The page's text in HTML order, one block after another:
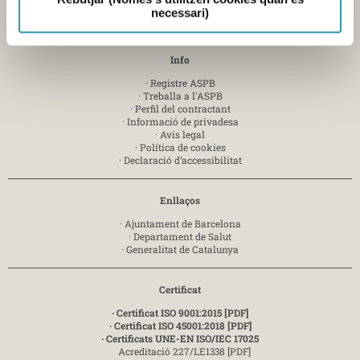
necessari)
Enviar e-mail
Info
· Registre ASPB
· Treballa a l'ASPB
· Perfil del contractant
· Informació de privadesa
· Avís legal
· Política de cookies
· Declaració d’accessibilitat
Enllaços
· Ajuntament de Barcelona
· Departament de Salut
· Generalitat de Catalunya
Certificat
· Certificat ISO 9001:2015 [PDF]
· Certificat ISO 45001:2018 [PDF]
· Certificats UNE-EN ISO/IEC 17025
Acreditació 227/LE1338 [PDF]